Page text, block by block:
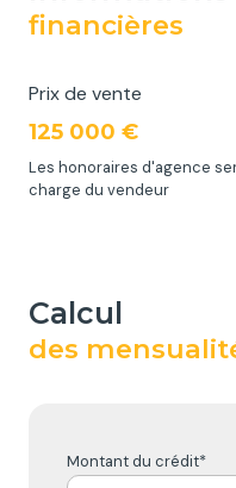
financières
Prix de vente
125 000 €
Les honoraires d'agence
charge du vendeur
calcul
des
Montant du crédit*